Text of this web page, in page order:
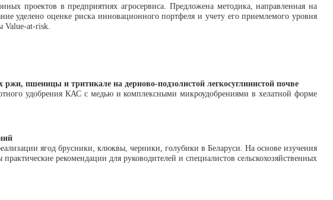
проектов в предприятиях агросервиса. Предложена методика, направленная на
уделено оценке риска инновационного портфеля и учету его приемлемого уровня
Value-at-risk.
пшеницы и тритикале на дерново-подзолистой легкосуглинистой почве
удобрения КАС с медью и комплексными микроудобрениями в хелатной форме
ягод брусники, клюквы, черники, голубики в Беларуси. На основе изучения
рекомендации для руководителей и специалистов сельскохозяйственных